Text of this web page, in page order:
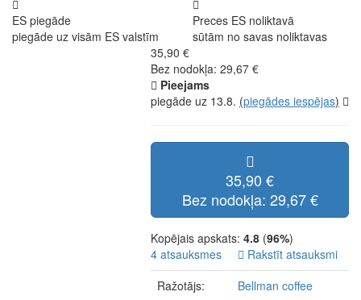
ES piegāde
piegāde uz visām ES valstīm
Preces ES noliktavā
sūtām no savas noliktavas
35,90 €
Bez nodokļa: 29,67 €
Pieejams
piegāde uz 13.8. (piegādes iespējas)
35,90 €
Bez nodokļa: 29,67 €
Kopējais apskats: 4.8 (96%)
4 atsauksmes
Rakstīt atsauksmi
Ražotājs:
Bellman coffee